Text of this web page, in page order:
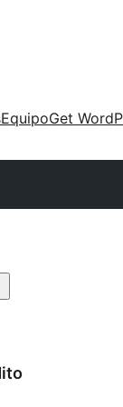
EquipoGet